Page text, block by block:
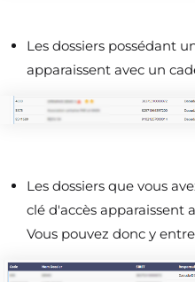
Les dossiers possédant
apparaissent avec un
Les dossiers que vous
clé d'accès apparaissent
Vous pouvez donc y